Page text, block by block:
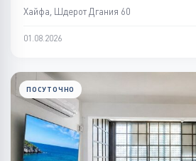
Хайфа, Шдерот Дгания 60
01.08.2026
ПОСУТОЧНО